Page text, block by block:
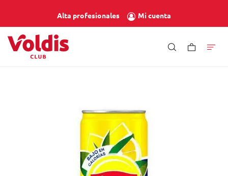
Alta profesionales Mi cuenta